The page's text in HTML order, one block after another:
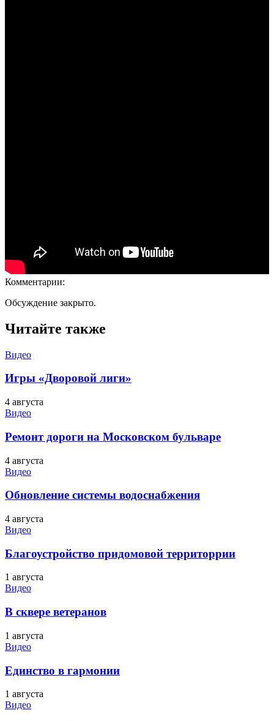
Комментарии:
Обсуждение закрыто.
Читайте также
Видео
Игры «Дворовой лиги»
4 августа
Видео
Ремонт дороги на Московском бульваре
4 августа
Видео
Обновление системы водоснабжения
4 августа
Видео
Благоустройство придомовой территоррии
1 августа
Видео
В сквере ветеранов
1 августа
Видео
Единство в гармонии
1 августа
Видео